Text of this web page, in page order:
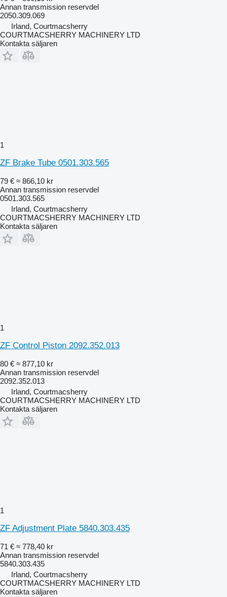
Annan transmission reservdel
2050.309.069
Irland, Courtmacsherry
COURTMACSHERRY MACHINERY LTD
Kontakta säljaren
1
ZF Brake Tube 0501.303.565
79 € ≈ 866,10 kr
Annan transmission reservdel
0501.303.565
Irland, Courtmacsherry
COURTMACSHERRY MACHINERY LTD
Kontakta säljaren
1
ZF Control Piston 2092.352.013
80 € ≈ 877,10 kr
Annan transmission reservdel
2092.352.013
Irland, Courtmacsherry
COURTMACSHERRY MACHINERY LTD
Kontakta säljaren
1
ZF Adjustment Plate 5840.303.435
71 € ≈ 778,40 kr
Annan transmission reservdel
5840.303.435
Irland, Courtmacsherry
COURTMACSHERRY MACHINERY LTD
Kontakta säljaren